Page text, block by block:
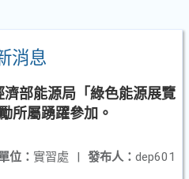
消息
部能源局「綠色能源展覽
所屬踴躍參加。
發布人： dep601
位： 實習處 |